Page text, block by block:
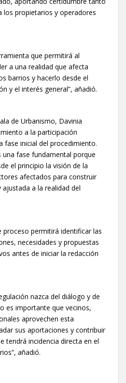
los propietarios y operadores
que permitirá al
a una realidad que afecta
barrios y hacerlo desde el
y el interés general”, añadió.
de Urbanismo, Davinia
a la participación
fase inicial del procedimiento.
una fase fundamental porque
el principio la visión de la
afectados para construir
a la realidad del
proceso permitirá identificar las
necesidades y propuestas
antes de iniciar la redacción
nazca del diálogo y de
es importante que vecinos,
aprovechen esta
sus aportaciones y contribuir
tendrá incidencia directa en el
añadió.